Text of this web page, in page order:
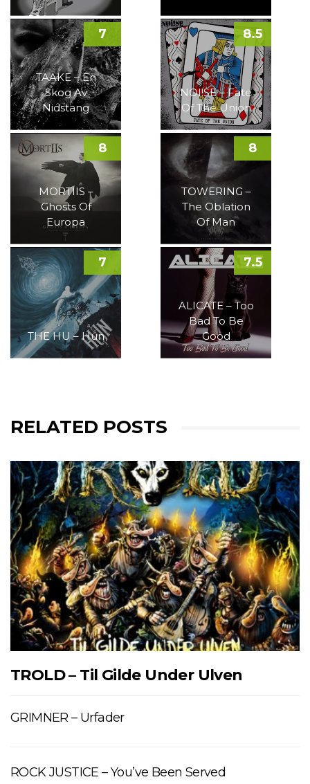
TAAKE – En
Skog Av
Nidstang
7
NOI!SE – Fate
Of The Union
8.5
MORTIIS –
Ghosts Of
Europa
8
TOWERING –
The Oblation
Of Man
8
THE HU – Hun
7
ALICATE – Too
Bad To Be
Good
7.5
RELATED POSTS
TROLD – Til Gilde Under Ulven
GRIMNER – Urfader
ROCK JUSTICE – You’ve Been Served